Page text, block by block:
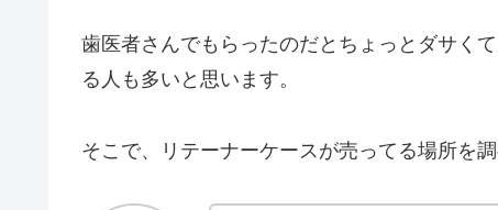
歯医者さんでもらったのだとちょっとダサく
る人も多いと思います。
そこで、リテーナーケースが売ってる場所を調